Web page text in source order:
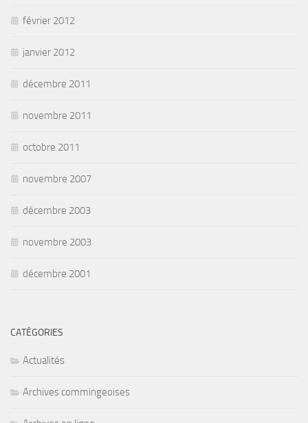
février 2012
janvier 2012
décembre 2011
novembre 2011
octobre 2011
novembre 2007
décembre 2003
novembre 2003
décembre 2001
CATÉGORIES
Actualités
Archives commingeoises